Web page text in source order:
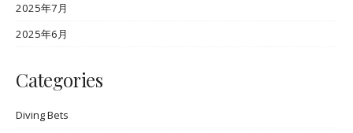
2025年7月
2025年6月
Categories
Diving Bets